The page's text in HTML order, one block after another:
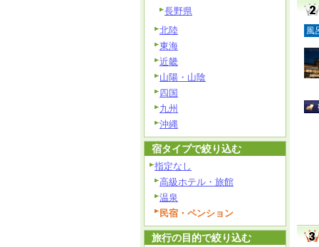
風
長野県
北陸
東海
近畿
山陽・山陰
四国
九州
沖縄
宿タイプで絞り込む
指定なし
高級ホテル・旅館
温泉
民宿・ペンション
旅行の目的で絞り込む